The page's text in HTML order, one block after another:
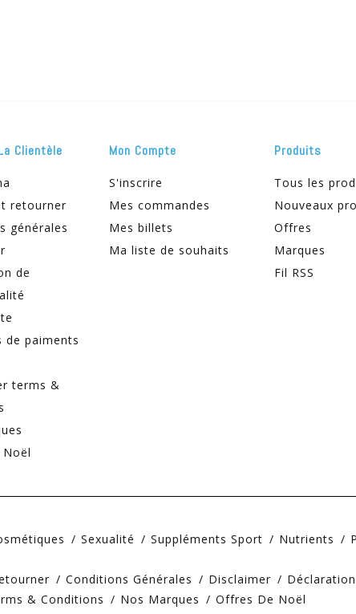
Clientèle
retourner
générales
de
de paiments
terms &
Mon Compte
S'inscrire
Mes commandes
Mes billets
Ma liste de souhaits
Produits
Tous les
Nouveaux
Offres
Marques
Fil RSS
Sexualité Suppléments Sport Nutrients
Conditions Générales Disclaimer
& Conditions Nos Marques Offres De Noël